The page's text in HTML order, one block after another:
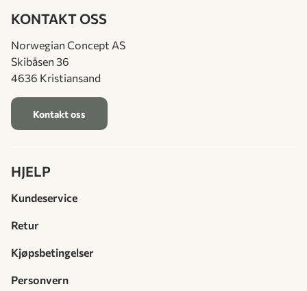
KONTAKT OSS
Norwegian Concept AS
Skibåsen 36
4636 Kristiansand
Kontakt oss
HJELP
Kundeservice
Retur
Kjøpsbetingelser
Personvern